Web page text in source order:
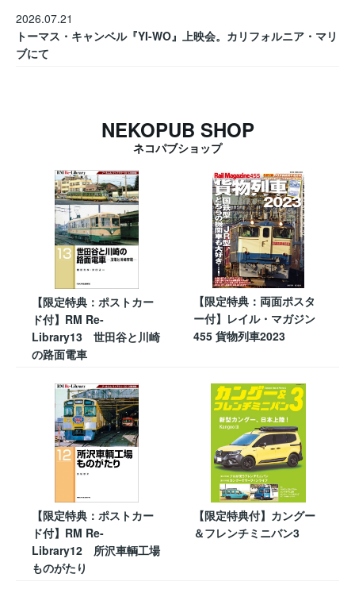
2026.07.21
トーマス・キャンベル『YI-WO』上映会。カリフォルニア・マリ
ブにて
NEKOPUB SHOP
ネコパブショップ
【限定特典：ポストカー
ド付】RM Re-
Library13 世田谷と川崎
の路面電車
【限定特典：両面ポスタ
ー付】レイル・マガジン
455 貨物列車2023
【限定特典：ポストカー
ド付】RM Re-
Library12 所沢車輌工場
ものがたり
【限定特典付】カングー
＆フレンチミニバン3